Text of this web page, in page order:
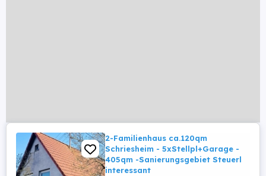
2-Familienhaus ca.120qm
Schriesheim - 5xStellpl+Garage -
405qm -Sanierungsgebiet Steuerl
interessant